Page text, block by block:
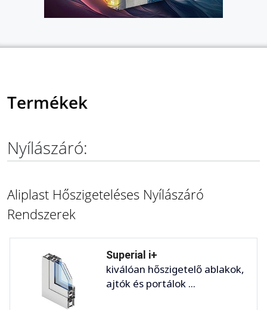
Termékek
Nyílászáró:
Aliplast Hőszigeteléses Nyílászáró
Rendszerek
Superial i+
kiválóan hőszigetelő ablakok,
ajtók és portálok ...